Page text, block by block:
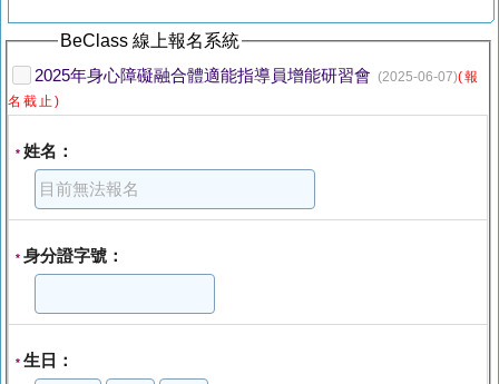
BeClass 線上報名系統
2025年身心障礙融合體適能指導員增能研習會 (2025-06-07)(報
名截止)
* 姓名：
* 身分證字號：
* 生日：